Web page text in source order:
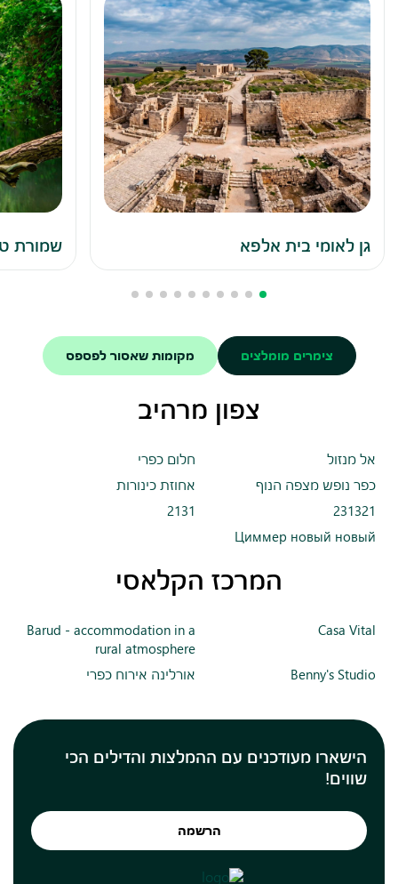
גן לאומי בית אלפא שמורת
צימרים מומלצים מקומות שאסור לפספס
צפון מרהיב
אל מנזול
חלום כפרי
כפר נופש מצפה הנוף
אחוזת כינורות
231321
2131
Циммер новый новый
המרכז הקלאסי
Casa Vital
Barud - accommodation in a
rural atmosphere
Benny's Studio
אורלינה אירוח כפרי
הישארו מעודכנים עם ההמלצות והדילים הכי
שווים!
הרשמה